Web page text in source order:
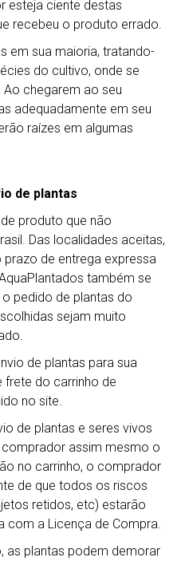
esteja ciente destas
recebeu o produto errado.
em sua maioria, tratando-
do cultivo, onde se
chegarem ao seu
adequadamente em seu
raízes em algumas
de plantas
produto que não
Das localidades aceitas,
de entrega expressa
também se
pedido de plantas do
sejam muito
de plantas para sua
frete do carrinho de
no site.
de plantas e seres vivos
assim mesmo o
no carrinho, o comprador
de que todos os riscos
retidos, etc) estarão
com a Licença de Compra.
as plantas podem demorar